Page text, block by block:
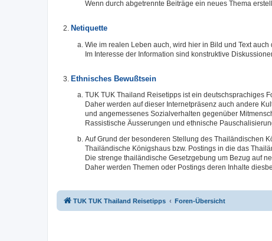
Wenn durch abgetrennte Beiträge ein neues Thema
Netiquette
Wie im realen Leben auch, wird hier in Bild und Text
Im Interesse der Information sind konstruktive
Ethnisches Bewußtsein
TUK TUK Thailand Reisetipps ist ein deutschsprachiges
Daher werden auf dieser Internetpräsenz auch andere
und angemessenes Sozialverhalten gegenüber
Rassistische Äusserungen und ethnische
Auf Grund der besonderen Stellung des Thailändischen
Thailändische Königshaus bzw. Postings in die das
Die strenge thailändische Gesetzgebung um Bezug auf
Daher werden Themen oder Postings deren Inhalte
TUK TUK Thailand Reisetipps Foren-Übersicht